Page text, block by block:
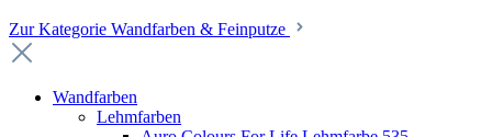
Zur Kategorie Wandfarben & Feinputze
Wandfarben
Lehmfarben